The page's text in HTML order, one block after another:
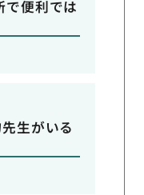
で便利では
生がいる